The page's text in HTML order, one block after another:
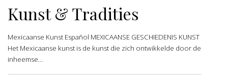
Kunst & Tradities
Mexicaanse Kunst Español MEXICAANSE GESCHIEDENIS KUNST
Het Mexicaanse kunst is de kunst die zich ontwikkelde door de
inheemse…